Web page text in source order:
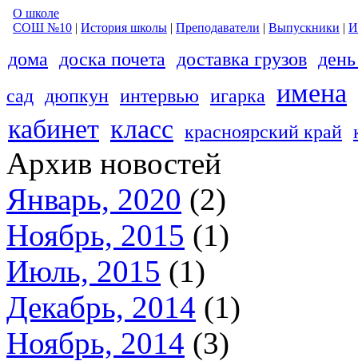
О школе
СОШ №10 | История школы | Преподаватели | Выпускники |
дома доска почета доставка грузов
сад дюпкун интервью игарка имена
кабинет класс красноярский край
Архив новостей
Январь, 2020 (2)
Ноябрь, 2015 (1)
Июль, 2015 (1)
Декабрь, 2014 (1)
Ноябрь, 2014 (3)